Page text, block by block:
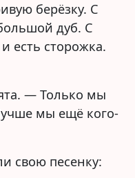
берёзку. С
дуб. С
есть сторожка.
— Только мы
мы ещё кого-
свою песенку: